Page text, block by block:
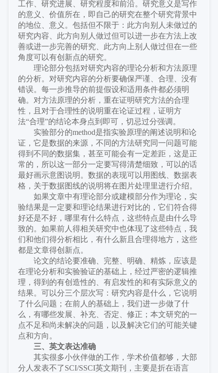
工作、研究进展、研究程度和前沿。研究意义是写作
的意义、价值所在，即自己的研究在整个研究背景中
的地位、意义。包括但不限于：此方向别人未做过的
研究内容、此方向别人做过但可以进一步在方法上改
善或进一步完善的研究、此方向上别人做过但在一些
角度可以有创新点的研究。
理论部分包括对研究内容的理论分析和方法原理
的分析。对研究内容的分析要确保严谨、合理、没有
错误。每一步推导的前提假设和适用条件都必须明
确。对方法原理的分析，重在证明研究方法的合理
性，且对于合理性的说明重在论证过程，证明方
法“合理”的结论本身点到即可，切忌过分强调。
实验部分的method是指实验原理的阐述说明和论
证，它是数据的来源，不同的方法研究同一问题可能
得到不同的数据集，甚至可能会有一定差距，这是正
常的，所以这一部分一定要写得清楚细致，可以的话
最好画示意图说明。数据的表现可以用图线、数据表
格，关于数据图线的说明将在图片处理里进行介绍。
如果文章中有理论部分或建模部分作为理论，实
验结果是一定要和理论结果进行对比的，它们符合得
好还是不好，哪里有什么特点，这些特点是由什么导
致的。如果前人得相关研究中也体现了这些特点，我
们和他们得分析相比，有什么新且合理得地方，这些
都是文章得创新点。
论文的结论要准确、完整、明确、精炼，应该是
在理论分析和实验验证的基础上，经过严密的逻辑推
理，得到的有创造性的、有启发性的和有实际意义的
结果。可以分三个层次写：研究内容是什么，它说明
了什么问题；在前人的基础上，我们进一步做了什
么，有哪些发展、补充、否定、修正；本文研究的一
点不足和尚未解决的问题，以及解决它们的可能关键
点和方向。
三、英文表达准确
其实很多小伙伴做的工作，学术价值都够，大部
分人发表不了SCI/SSCI英文期刊，主要是折在语言